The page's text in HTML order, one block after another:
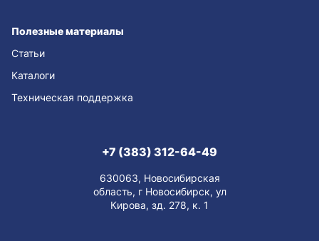
Полезные материалы
Статьи
Каталоги
Техническая поддержка
+7 (383) 312-64-49
630063, Новосибирская
область, г Новосибирск, ул
Кирова, зд. 278, к. 1